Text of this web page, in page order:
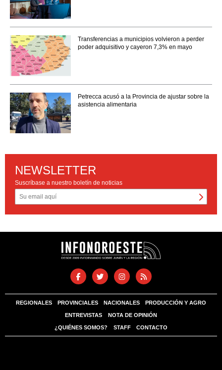
Transferencias a municipios volvieron a perder
poder adquisitivo y cayeron 7,3% en mayo
Petrecca acusó a la Provincia de ajustar sobre la
asistencia alimentaria
NEWSLETTER
Suscríbase a nuestro boletín de noticias
REGIONALES PROVINCIALES NACIONALES PRODUCCIÓN Y AGRO
ENTREVISTAS NOTA DE OPINIÓN
¿QUIÉNES SOMOS? STAFF CONTACTO